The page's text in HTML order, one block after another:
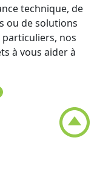
technique, de
ou de solutions
nos
à vous aider à